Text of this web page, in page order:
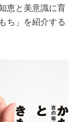
恵と美意識に育
ち」を紹介する